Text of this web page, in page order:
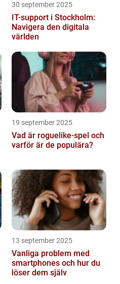
30 september 2025
IT-support i Stockholm:
Navigera den digitala
världen
19 september 2025
Vad är roguelike-spel och
varför är de populära?
13 september 2025
Vanliga problem med
smartphones och hur du
löser dem själv